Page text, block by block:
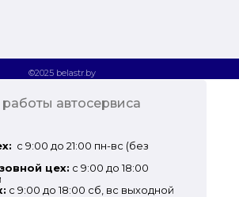
©2025 belastr.by
работы автосервиса
с 9:00 до 21:00 пн-вс (без
цех: с 9:00 до 18:00
с 9:00 до 18:00 сб, вс выходной